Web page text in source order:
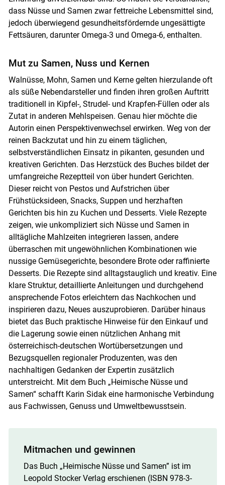
Skip to main content
dass Nüsse und Samen zwar fettreiche Lebensmittel sind,
jedoch überwiegend gesundheitsfördernde ungesättigte
Fettsäuren, darunter Omega-3 und Omega-6, enthalten.
Mut zu Samen, Nuss und Kernen
Walnüsse, Mohn, Samen und Kerne gelten hierzulande oft
als süße Nebendarsteller und finden ihren großen Auftritt
traditionell in Kipfel-, Strudel- und Krapfen-Füllen oder als
Zutat in anderen Mehlspeisen. Genau hier möchte die
Autorin einen Perspektivenwechsel erwirken. Weg von der
reinen Backzutat und hin zu einem täglichen,
selbstverständlichen Einsatz in pikanten, gesunden und
kreativen Gerichten. Das Herzstück des Buches bildet der
umfangreiche Rezeptteil von über hundert Gerichten.
Dieser reicht von Pestos und Aufstrichen über
Frühstücksideen, Snacks, Suppen und herzhaften
Gerichten bis hin zu Kuchen und Desserts. Viele Rezepte
zeigen, wie unkompliziert sich Nüsse und Samen in
alltägliche Mahlzeiten integrieren lassen, andere
überraschen mit ungewöhnlichen Kombinationen wie
nussige Gemüsegerichte, besondere Brote oder raffinierte
Desserts. Die Rezepte sind alltagstauglich und kreativ. Eine
klare Struktur, detaillierte Anleitungen und durchgehend
ansprechende Fotos erleichtern das Nachkochen und
inspirieren dazu, Neues auszuprobieren. Darüber hinaus
bietet das Buch praktische Hinweise für den Einkauf und
die Lagerung sowie einen nützlichen Anhang mit
österreichisch-deutschen Wortübersetzungen und
Bezugsquellen regionaler Produzenten, was den
nachhaltigen Gedanken der Expertin zusätzlich
unterstreicht. Mit dem Buch „Heimische Nüsse und
Samen“ schafft Karin Sidak eine harmonische Verbindung
aus Fachwissen, Genuss und Umweltbewusstsein.
Mitmachen und gewinnen
Das Buch „Heimische Nüsse und Samen” ist im
Leopold Stocker Verlag erschienen (ISBN 978-3-